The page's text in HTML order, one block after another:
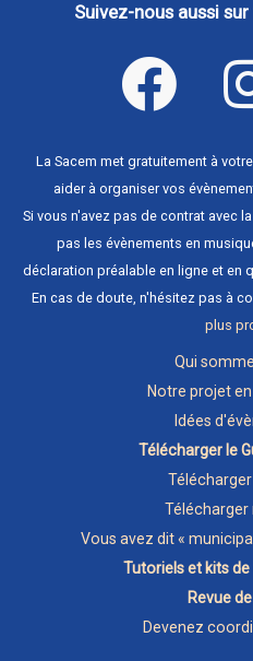
Suivez-nous aussi sur
La Sacem met gratuitement à
aider à organiser vos
Si vous n'avez pas de contrat avec
pas les évènements en
déclaration préalable en ligne et en
En cas de doute, n'hésitez pas à
plus
Qui
Notre projet
Idées
Télécharger le
Vous avez dit «
Tutoriels et kits
Revue
Devenez